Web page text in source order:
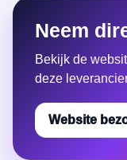
Neem
Bekijk de
deze
Website